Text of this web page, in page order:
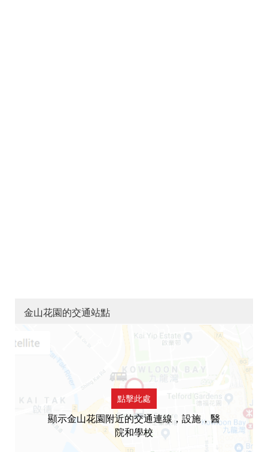
金山花園的交通站點
點擊此處
顯示金山花園附近的交通連線，設施，醫
院和學校